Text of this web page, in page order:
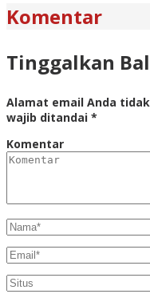
Komentar
Tinggalkan
Alamat email Anda
wajib ditandai *
Komentar